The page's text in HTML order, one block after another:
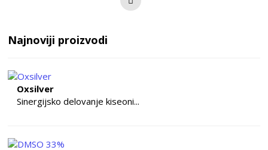
Najnoviji proizvodi
Oxsilver
Sinergijsko delovanje kiseoni...